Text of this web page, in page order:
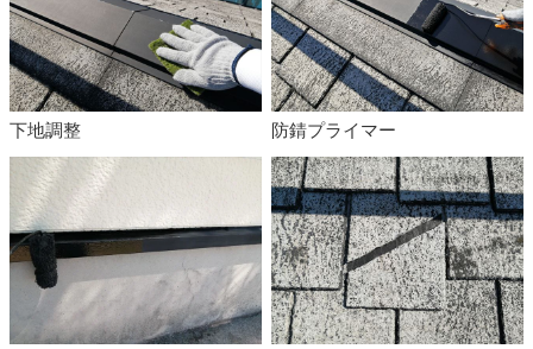
下地調整 防錆プライマー